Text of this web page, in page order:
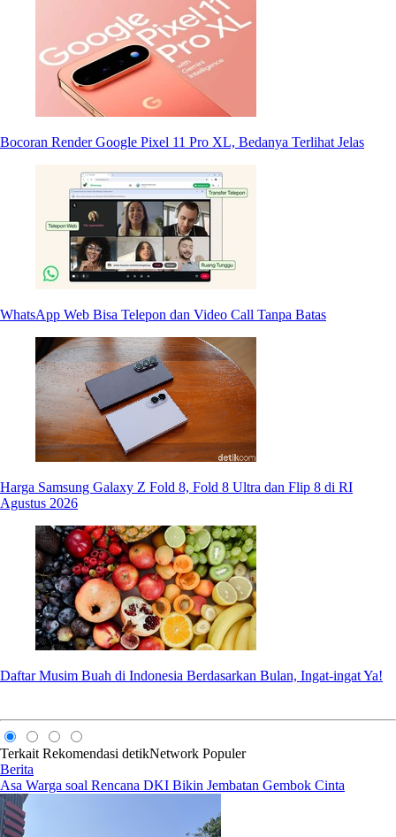
Bocoran Render Google Pixel 11 Pro XL, Bedanya Terlihat Jelas
WhatsApp Web Bisa Telepon dan Video Call Tanpa Batas
Harga Samsung Galaxy Z Fold 8, Fold 8 Ultra dan Flip 8 di RI
Agustus 2026
Daftar Musim Buah di Indonesia Berdasarkan Bulan, Ingat-ingat Ya!
Terkait Rekomendasi detikNetwork Populer
Berita
Asa Warga soal Rencana DKI Bikin Jembatan Gembok Cinta